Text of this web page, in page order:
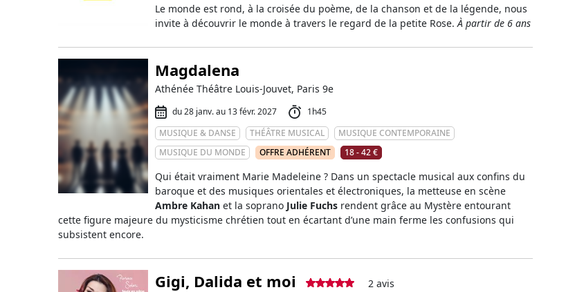
Le monde est rond, à la croisée du poème, de la chanson et de la légende, nous
invite à découvrir le monde à travers le regard de la petite Rose.À partir de 6 ans
Magdalena
Athénée Théâtre Louis-Jouvet, Paris 9e
du 28 janv. au 13 févr. 2027
1h45
MUSIQUE & DANSE
THÉÂTRE MUSICAL
MUSIQUE CONTEMPORAINE
MUSIQUE DU MONDE
OFFRE ADHÉRENT 18 - 42 €
Qui était vraiment Marie Madeleine ? Dans un spectacle musical aux confins du
baroque et des musiques orientales et électroniques, la metteuse en scène
Ambre Kahan et la soprano Julie Fuchs rendent grâce au Mystère entourant
cette figure majeure du mysticisme chrétien tout en écartant d’une main ferme les confusions qui
subsistent encore.
Gigi, Dalida et moi
2 avis